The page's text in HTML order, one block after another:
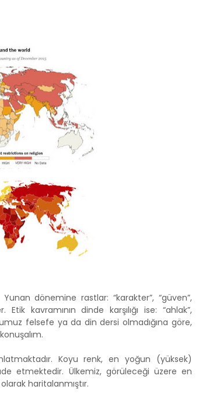
dönemine rastlar: “karakter”, “güven”,
kavramının dinde karşılığı ise: “ahlak”,
felsefe ya da din dersi olmadığına göre,
Koyu renk, en yoğun (yüksek)
etmektedir. Ülkemiz, görüleceği üzere en
haritalanmıştır.